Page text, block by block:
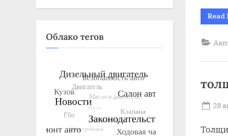
Read
28
Облако тегов